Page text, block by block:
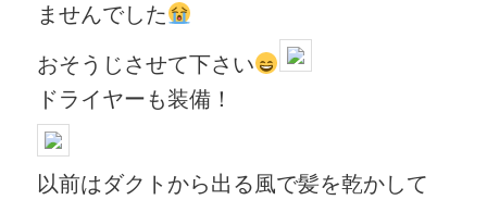
ませんでした
おそうじさせて下さい
ドライヤーも装備！
以前はダクトから出る風で髪を乾かして